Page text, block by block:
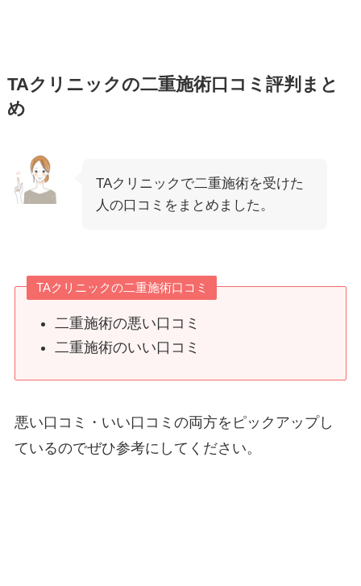
TAクリニックの二重施術口コミ評判まと
め
TAクリニックで二重施術を受けた
人の口コミをまとめました。
TAクリニックの二重施術口コミ
二重施術の悪い口コミ
二重施術のいい口コミ
悪い口コミ・いい口コミの両方をピックアップし
ているのでぜひ参考にしてください。